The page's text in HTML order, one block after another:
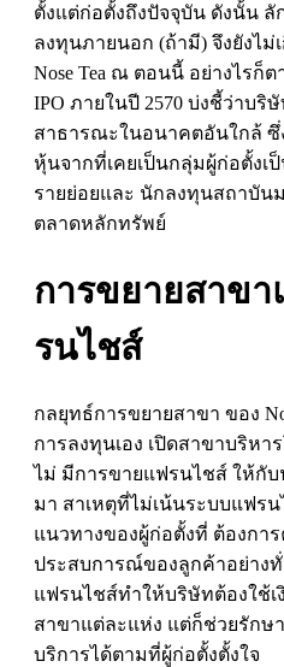
ตั้งแต่ก่อตั้งถึงปัจจุบัน ดังนั้น
ลงทุนภายนอก (ถ้ามี) จึงยังไ
Nose Tea ณ ตอนนี้ อย่างไรก็ต
IPO ภายในปี 2570 บ่งชี้ว่าบริ
สาธารณะในอนาคตอันใกล้ ซึ่
หุ้นจากที่เคยเป็นกลุ่มผู้ก่อตั้งเ
รายย่อยและ นักลงทุนสถาบัน
ตลาดหลักทรัพย์
การขยายสาข
รนไชส์
กลยุทธ์การขยายสาขา ของ
การลงทุนเอง เปิดสาขาบริหา
ไม่ มีการขายแฟรนไชส์ ให้กั
มา สาเหตุที่ไม่เน้นระบบแฟร
แนวทางของผู้ก่อตั้งที่ ต้องก
ประสบการณ์ของลูกค้าอย่าง
แฟรนไชส์ทําให้บริษัทต้องใช้เ
สาขาแต่ละแห่ง แต่ก็ช่วยรักษ
บริการได้ตามที่ผู้ก่อตั้งตั้งใจ